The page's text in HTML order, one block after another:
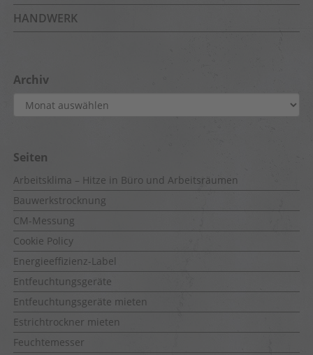
HANDWERK
Archiv
Archiv
Seiten
Arbeitsklima – Hitze in Büro und Arbeitsräumen
Bauwerkstrocknung
CM-Messung
Cookie Policy
Energieeffizienz-Label
Entfeuchtungsgeräte
Entfeuchtungsgeräte mieten
Estrichtrockner mieten
Feuchtemesser